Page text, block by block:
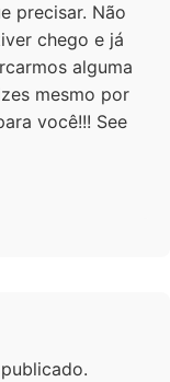
precisar. Não
chego e já
alguma
mesmo por
você!!! See